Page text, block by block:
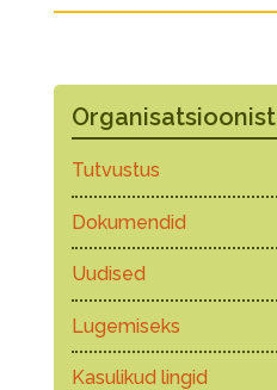
Organisatsioonist
Tutvustus
Dokumendid
Uudised
Lugemiseks
Kasulikud lingid